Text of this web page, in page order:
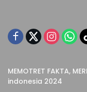
MEMOTRET FAKTA,
indonesia 2024